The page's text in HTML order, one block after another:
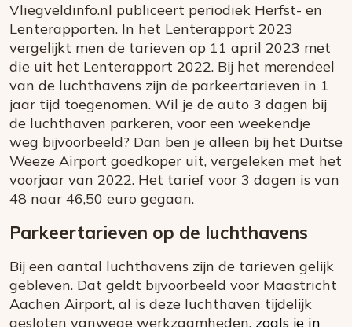
Vliegveldinfo.nl publiceert periodiek Herfst- en
Lenterapporten. In het Lenterapport 2023
vergelijkt men de tarieven op 11 april 2023 met
die uit het Lenterapport 2022. Bij het merendeel
van de luchthavens zijn de parkeertarieven in 1
jaar tijd toegenomen. Wil je de auto 3 dagen bij
de luchthaven parkeren, voor een weekendje
weg bijvoorbeeld? Dan ben je alleen bij het Duitse
Weeze Airport goedkoper uit, vergeleken met het
voorjaar van 2022. Het tarief voor 3 dagen is van
48 naar 46,50 euro gegaan.
Parkeertarieven op de luchthavens
Bij een aantal luchthavens zijn de tarieven gelijk
gebleven. Dat geldt bijvoorbeeld voor Maastricht
Aachen Airport, al is deze luchthaven tijdelijk
gesloten vanwege werkzaamheden, zoals je in